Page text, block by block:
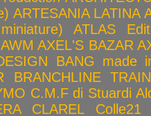
ARTESANIA LATINA
ATLAS
AWM AXEL'S BAZAR
BANG made
BRANCHLINE
C.M.F di Stuardi
CLAREL Colle21